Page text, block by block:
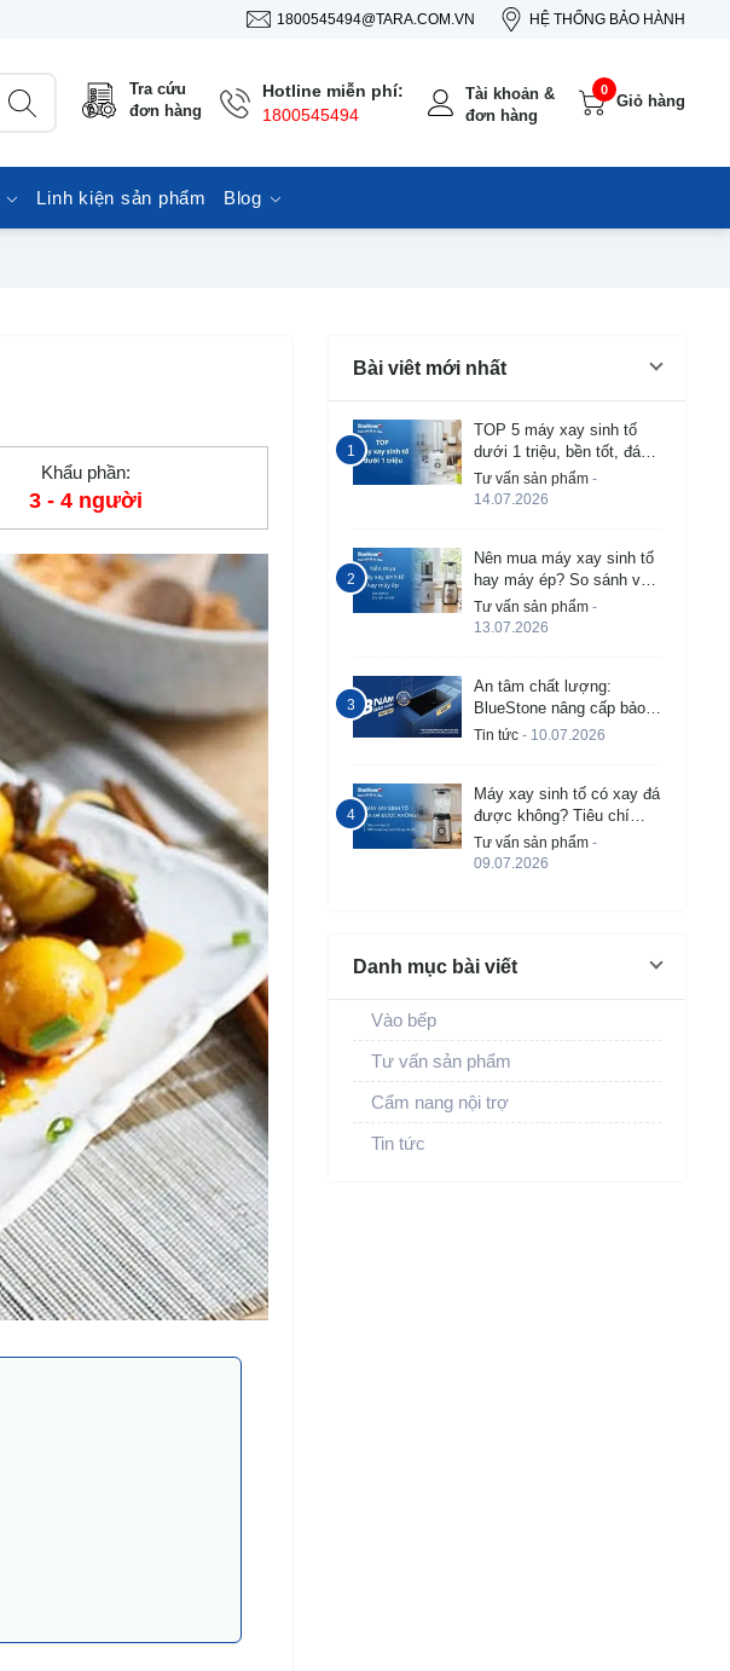
1800545494@TARA.COM.VN HỆ THỐNG BẢO HÀNH
Tra cứu
đơn hàng
Hotline miễn phí:
1800545494
Tài khoản &
đơn hàng
0
Giỏ hàng
Linh kiện sản phẩm Blog
Khẩu phần:
3 - 4 người
Bài viêt mới nhất
TOP 5 máy xay sinh tố
dưới 1 triệu, bền tốt, đáng
mua 2026
Tư vấn sản phẩm -
14.07.2026
Nên mua máy xay sinh tố
hay máy ép? So sánh và
tư vấn chi tiết
Tư vấn sản phẩm -
13.07.2026
An tâm chất lượng:
BlueStone nâng cấp bảo
hành bếp từ âm lên đến 3
Tin tức - 10.07.2026
Máy xay sinh tố có xay đá
được không? Tiêu chí
chọn và TOP 5 máy tốt
Tư vấn sản phẩm -
09.07.2026
Danh mục bài viết
Vào bếp
Tư vấn sản phẩm
Cẩm nang nội trợ
Tin tức